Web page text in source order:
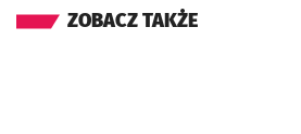
ZOBACZ TAKŻE